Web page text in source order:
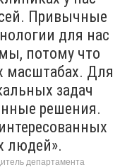
Привычные
для нас
потому что
масштабах. Для
задач
решения.
людей».
департамента